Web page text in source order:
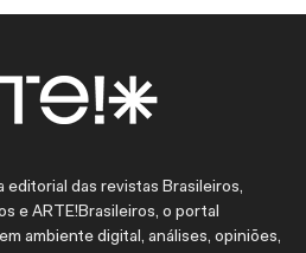
editorial das revistas Brasileiros,
e ARTE!Brasileiros, o portal
ambiente digital, análises, opiniões,